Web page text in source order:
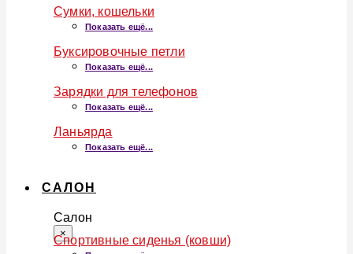
Сумки, кошельки
Показать ещё...
Буксировочные петли
Показать ещё...
Зарядки для телефонов
Показать ещё...
Ланьярда
Показать ещё...
САЛОН
Салон
×
Спортивные сиденья (ковши)